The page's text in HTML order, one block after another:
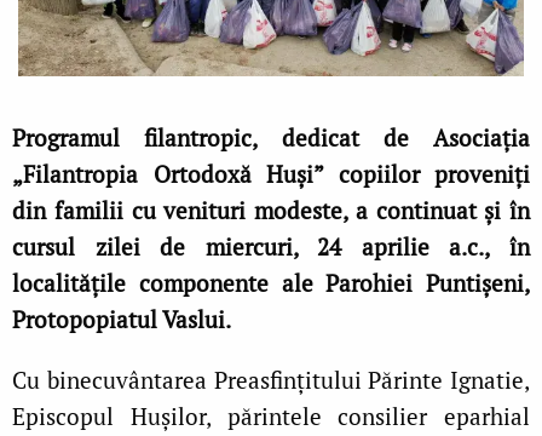
Programul filantropic, dedicat de Asociația
„Filantropia Ortodoxă Huși” copiilor proveniți
din familii cu venituri modeste, a continuat și în
cursul zilei de miercuri, 24 aprilie a.c., în
localitățile componente ale Parohiei Puntișeni,
Protopopiatul Vaslui.
Cu binecuvântarea Preasfințitului Părinte Ignatie,
Episcopul Hușilor, părintele consilier eparhial